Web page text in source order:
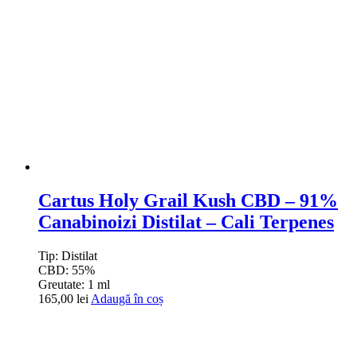
Cartus Holy Grail Kush CBD – 91%
Canabinoizi Distilat – Cali Terpenes
Tip: Distilat
CBD: 55%
Greutate: 1 ml
165,00 lei Adaugă în coș